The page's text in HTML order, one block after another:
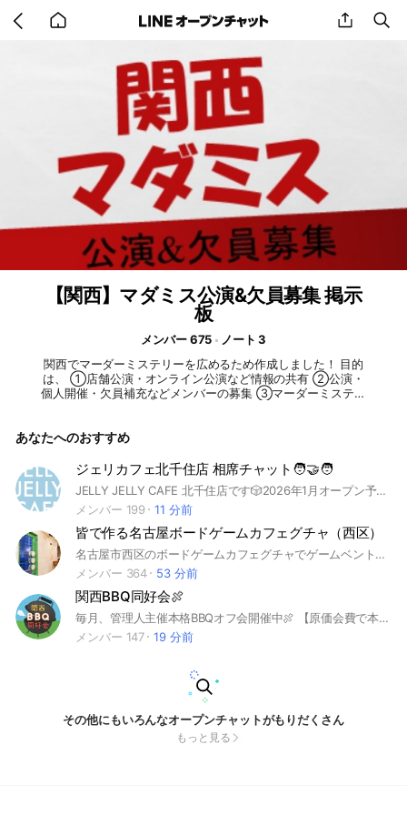
back share
【関西】マダミス公演&欠員募集 掲示
板
メンバー 675
ノート 3
関西でマーダーミステリーを広めるため作成しました！ 目的
は、 ①店舗公演・オンライン公演など情報の共有 ②公演・
個人開催・欠員補充などメンバーの募集 ③マーダーミステリ
ますー！ #関西 #大阪 #京都 #兵庫 #滋賀 #奈良 #和歌山 #マ
あなたへのおすすめ
ジェリカフェ北千住店 相席チャット🧑‍🤝‍🧑
JELLY JELLY CAFE 北千住店です🎲2026年1月オープン予定✨参加したらノートを確認してね🗒️相席募集や、相席状況を知りたい時にお使いいただけるオープンチャットです🙌みんなで楽しくボードゲームしましょう♪
メンバー 199
11 分前
皆で作る名古屋ボードゲームカフェグチャ（西区）
名古屋市西区のボードゲームカフェグチャでゲームベントや友達作りイベントを毎週やってます！ 老若男女問わず、誰でも楽しめるイベントです♪ボードゲームも多数遊べますよ🎵 他にもタコパ、鍋パ、お菓子パ、オフ会、ボドゲ会などをやっております('ω') 特に平日に力を入れているので、平日休みの方も楽しめるカフェです♪ #名古屋 #ボードゲーム #友達作り #平日休み
メンバー 364
53 分前
関西BBQ同好会🍖
毎月、管理人主催本格BBQオフ会開催中🍖 【原価会費で本格激うまBBQ料理食べ放題‼︎】 〜関西の緑地公園やBBQ場で交流&五感で楽しむ本格BBQ料理のフルコース‼︎ ʕ•̫͡•ʕ•̫͡•ʔ•̫͡•ʔ•̫͡•ʕ•̫͡•ʔ•̫͡•ʕ•̫͡•ʕ•̫͡•ʔ•̫͡•ʔ•̫͡•ʕ•̫͡•ʔ•̫͡•ʔ ｖ 以下の全文を確認、ご理解頂いた上でお楽しみ下さい😊 ● "名前【活動地域】" の表記が出来ない方は参加出来ません🙇‍♂️ ※わからない方は聞いて頂ければメンバーの皆さんが必ず教えてくれますのでご協力お願いします！ 【例】 BBQ太郎【大阪】 ʕ•̫͡•ʕ•̫͡•ʔ•̫͡•ʔ•̫͡•ʕ•̫͡•ʔ•̫͡•ʕ•̫͡•ʕ•̫͡•ʔ•̫͡•ʔ•̫͡•ʕ•̫͡•ʔ•̫͡•ʔ BBQ大好き、スキルアップ、情報収集、興味ありの人集まれ！ 🍖BBQのレシピ、場所、イベントアウトドア、焚き火、オフ会ets… バーベキューに関する情報、フリートークで盛り上がりましょう🍗 バーベキュートークならなんでもOK‼️ 《期間限定新規参加者募集中！》 2025年度より「関西BBQ同好会」は【会員制関西BBQ同好会】としてよりメンバーさん同士の絆を大切に活動して行こうと思います。 新規メンバーさんは既存メンバーさんからの紹介に限定し、新規メンバーさんも参加しやすいイベントを心がけて行こうと思います♪ イベント多数開催中！ 日の出珈琲、キャンプ日の出、ごはん会、お茶会、貝会、身投げ会、焚火餃子、料理教室会、バイク部ツーリング、流木会etc. 【入会の仕方】 ①名前【活動地域】 ②紹介してくれたメンバーのチャットネーム ③入会のアイコトバ ④入会後「ヒトコト」挨拶。 この超絶難しい入会試験を全てクリアされた方のみの参加となります。 つまり紹介のないメンバーさんは参加する事が出来なくなります。 宜しくお願いします🙇 #bbq #バーベキュー #キャンプ #ソロキャン #ゆるキャン #焚火 #焚き火 #肉 #アウトドア
メンバー 147
19 分前
その他にもいろんなオープンチャットがもりだくさん
もっと見る